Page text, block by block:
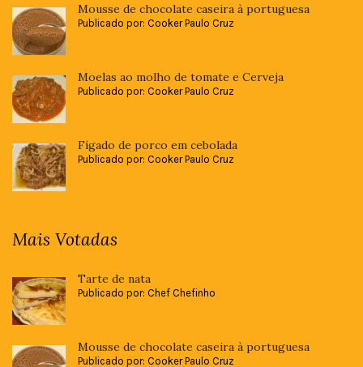
Mousse de chocolate caseira à portuguesa
Publicado por: Cooker Paulo Cruz
Moelas ao molho de tomate e Cerveja
Publicado por: Cooker Paulo Cruz
Fígado de porco em cebolada
Publicado por: Cooker Paulo Cruz
Mais Votadas
Tarte de nata
Publicado por: Chef Chefinho
Mousse de chocolate caseira à portuguesa
Publicado por: Cooker Paulo Cruz